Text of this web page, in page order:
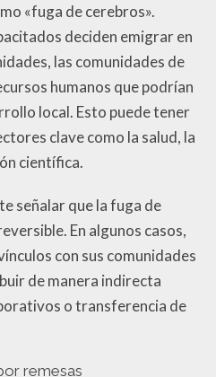
«fuga de cerebros».
deciden emigrar en
las comunidades de
humanos que podrían
local. Esto puede tener
clave como la salud, la
científica.
señalar que la fuga de
En algunos casos,
con sus comunidades
de manera indirecta
o transferencia de
remesas